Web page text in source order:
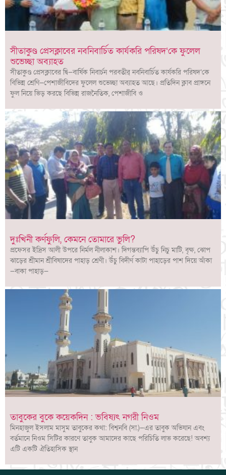
সীতাকুণ্ড প্রেসক্লাবের নবনিবার্চিত কার্যকরি পরিষদ‘কে ফুলেল
শুভেচ্ছা অব্যাহত
সীতাকুণ্ড প্রেসক্লাবের দ্বি—বার্ষিক নিবার্চন পরবতীর্ নবনিবার্চিত কার্যকরি পরিষদ‘কে
বিভিন্ন শ্রেণি—পেশাজীবিদের ফুলেল শুভেচ্ছা অব্যাহত আছে। প্রতিদিন ক্লাব প্রাঙ্গনে
ফুল নিয়ে ভিড় করছে বিভিন্ন রাজনৈতিক, পেশাজীবি ও
দুঃখিনী কর্ণফুলি, কেমনে তোমারে ভুলি?
প্রফেসর ইদ্রিস আলী উপরে নির্মল নীলাকাশ। দিগন্তব্যাপি উঁচু নিচু মাটি, বৃক্ষ, ঝোপ
ঝাড়ের শ্রীমান শ্রীবিষাদের পাহাড় শ্রেণী। উঁচু বিদীর্ণ কাটা পাহাড়ের পাশ দিয়ে আঁকা
—বাকা পাহাড়—
তাবুকের বুকে কয়েকদিন : ভবিষ্যৎ নগরী নিওম
মিনহাজুল ইসলাম মাসুম তাবুকের কথা: বিশ্বনবি (সা.)—এর তাবুক অভিযান এবং
বর্তমানে নিওম সিটির কারণে তাবুক আমাদের কাছে পরিচিতি লাভ করেছে! অবশ্য
এটি একটি ঐতিহাসিক স্থান